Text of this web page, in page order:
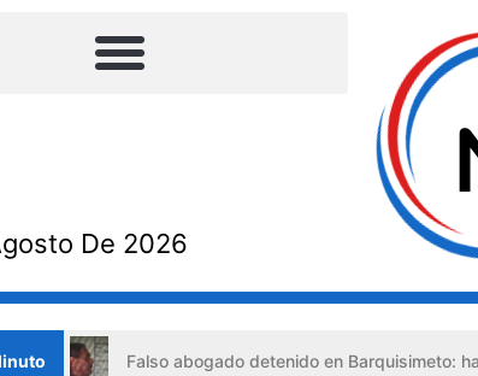
De 2026
Falso abogado detenido en Barquisimeto: habría